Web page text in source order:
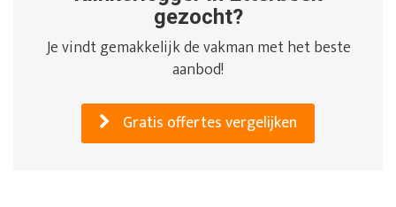
gezocht?
Je vindt gemakkelijk de vakman met het beste
aanbod!
Gratis offertes vergelijken